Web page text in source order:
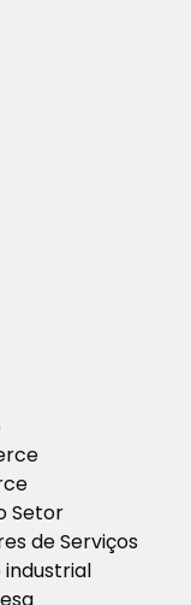
Setor
de Serviços